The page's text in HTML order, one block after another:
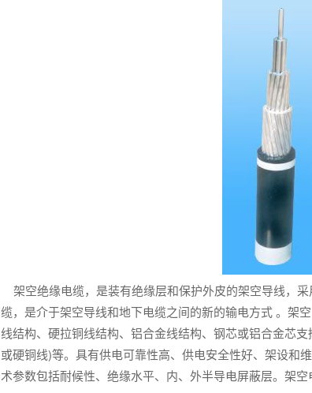
架空绝缘电缆，是装有绝缘层和保护外皮的架空导线，
缆，是介于架空导线和地下电缆之间的新的输电方式 。架
线结构、硬拉铜线结构、铝合金线结构、钢芯或铝合金芯
或硬铜线)等。具有供电可靠性高、供电安全性好、架设和
术参数包括耐候性、绝缘水平、内、外半导电屏蔽层。架空